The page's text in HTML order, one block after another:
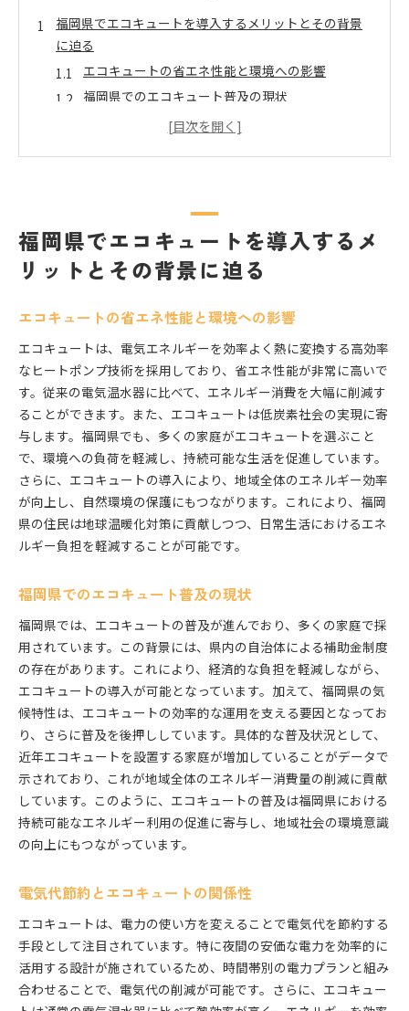
福岡県でエコキュートを導入するメリットとその背景
に迫る
エコキュートの省エネ性能と環境への影響
福岡県でのエコキュート普及の現状
電気代節約とエコキュートの関係性
エコキュート導入における地域社会への貢献
エコキュート導入で節約を実現するための具体的なス
テップ
導入前に確認すべきエコキュートの仕様
専門業者を選ぶ際のポイント
設置後のメンテナンスと運用のコツ
省エネ効果を最大化する使用方法
導入後の電気代削減の実際のデータ
国や自治体の補助金制度を最大限に利用してエコキュ
ートを設置
福岡県のエコキュート向け補助金の種類
補助金申請の流れと注意点
国の補助金制度との併用でさらにお得に
補助金を利用した導入事例とその効果
補助金制度の最新情報を入手する方法
エコキュートの選び方で変わる節約生活の始め方
家庭に最適なエコキュートの選択基準
メーカーごとの特徴と性能比較
設置場所に応じた機種選びのポイント
エコキュートの寿命と交換タイミング
ランニングコストを抑えるための選び方
利用者の声から見るおすすめのエコキュート
エコキュート設置の流れと福岡県で知っておきたいポ
イント
福岡県特有の設置上の注意点
施工業者の選び方と依頼の流れ
設置後の稼働テストと結果確認
設置後の初期不良を防ぐ方法
エコキュート設置に関するトラブル事例と対策
福岡県でエコキュートを導入するメ
リットとその背景に迫る
エコキュートの省エネ性能と環境への影響
エコキュートは、電気エネルギーを効率よく熱に変換する高効率
なヒートポンプ技術を採用しており、省エネ性能が非常に高いで
す。従来の電気温水器に比べて、エネルギー消費を大幅に削減す
ることができます。また、エコキュートは低炭素社会の実現に寄
与します。福岡県でも、多くの家庭がエコキュートを選ぶこと
で、環境への負荷を軽減し、持続可能な生活を促進しています。
さらに、エコキュートの導入により、地域全体のエネルギー効率
が向上し、自然環境の保護にもつながります。これにより、福岡
県の住民は地球温暖化対策に貢献しつつ、日常生活におけるエネ
ルギー負担を軽減することが可能です。
福岡県でのエコキュート普及の現状
福岡県では、エコキュートの普及が進んでおり、多くの家庭で採
用されています。この背景には、県内の自治体による補助金制度
の存在があります。これにより、経済的な負担を軽減しながら、
エコキュートの導入が可能となっています。加えて、福岡県の気
候特性は、エコキュートの効率的な運用を支える要因となってお
り、さらに普及を後押ししています。具体的な普及状況として、
近年エコキュートを設置する家庭が増加していることがデータで
示されており、これが地域全体のエネルギー消費量の削減に貢献
しています。このように、エコキュートの普及は福岡県における
持続可能なエネルギー利用の促進に寄与し、地域社会の環境意識
の向上にもつながっています。
電気代節約とエコキュートの関係性
エコキュートは、電力の使い方を変えることで電気代を節約する
手段として注目されています。特に夜間の安価な電力を効率的に
活用する設計が施されているため、時間帯別の電力プランと組み
合わせることで、電気代の削減が可能です。さらに、エコキュー